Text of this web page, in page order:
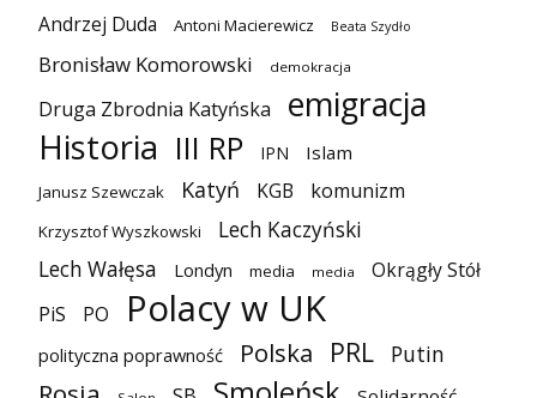
Andrzej Duda Antoni Macierewicz Beata Szydło
Bronisław Komorowski demokracja
Druga Zbrodnia Katyńska
emigracja
Historia III RP IPN Islam
Janusz Szewczak Katyń KGB komunizm
Krzysztof Wyszkowski
Lech Kaczyński
Lech Wałęsa
Londyn media media
Okrągły Stół
PiS
PO Polacy w UK
polityczna poprawność Polska PRL Putin